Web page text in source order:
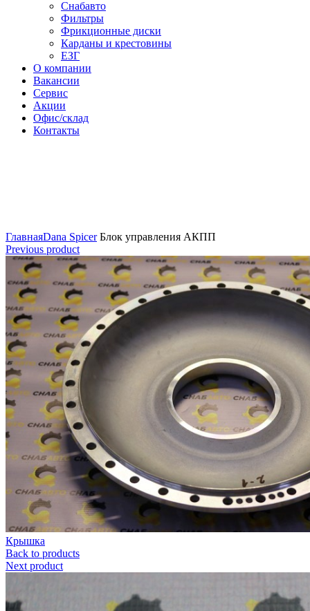
Снабавто
Фильтры
Фрикционные диски
Карданы и крестовины
ЕЗГ
О компании
Вакансии
Сервис
Акции
Офис/склад
Контакты
ГлавнаяDana SpicerБлок управления АКПП
Previous product
Крышка
Back to products
Next product